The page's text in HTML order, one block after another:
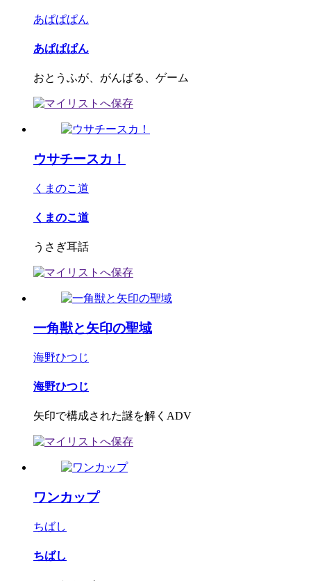
あぱぱぱん
あぱぱぱん
おとうふが、がんばる、ゲーム
ウサチースカ！
くまのこ道
くまのこ道
うさぎ耳話
一角獣と矢印の聖域
海野ひつじ
海野ひつじ
矢印で構成された謎を解くADV
ワンカップ
ちばし
ちばし